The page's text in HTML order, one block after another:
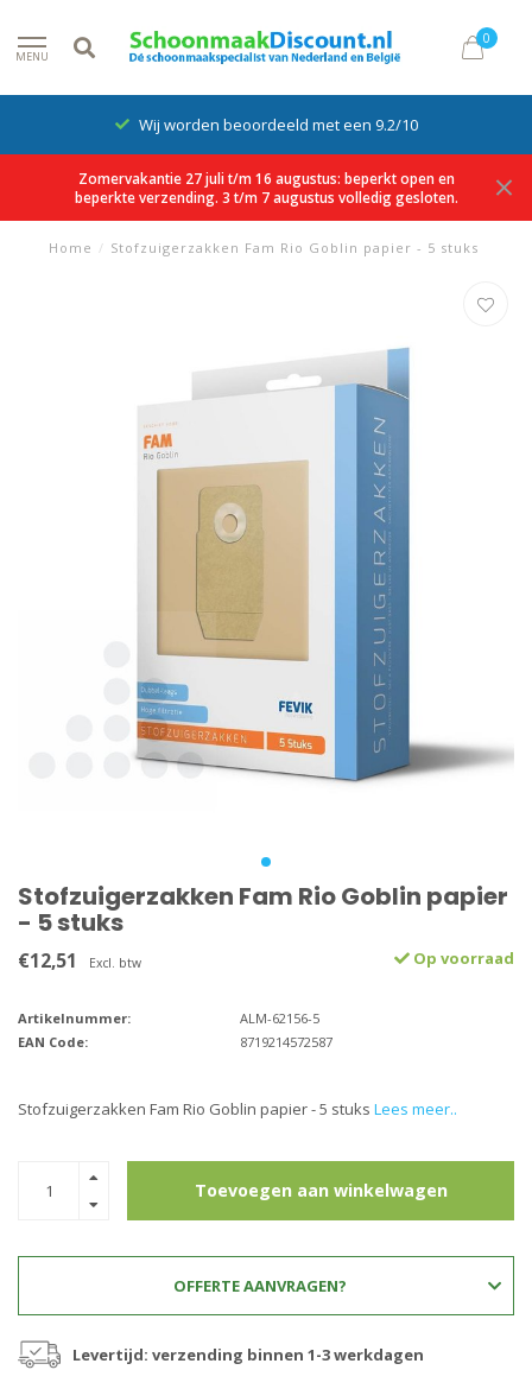
MENU
0
Wij worden beoordeeld met een 9.2/10
Zomervakantie 27 juli t/m 16 augustus: beperkt open en
beperkte verzending. 3 t/m 7 augustus volledig gesloten.
Home / Stofzuigerzakken Fam Rio Goblin papier - 5 stuks
Stofzuigerzakken Fam Rio Goblin papier
- 5 stuks
€12,51 Excl. btw Op voorraad
Artikelnummer:
ALM-62156-5
EAN Code:
8719214572587
Stofzuigerzakken Fam Rio Goblin papier - 5 stuks Lees meer..
Toevoegen aan winkelwagen
OFFERTE AANVRAGEN?
Levertijd: verzending binnen 1-3 werkdagen